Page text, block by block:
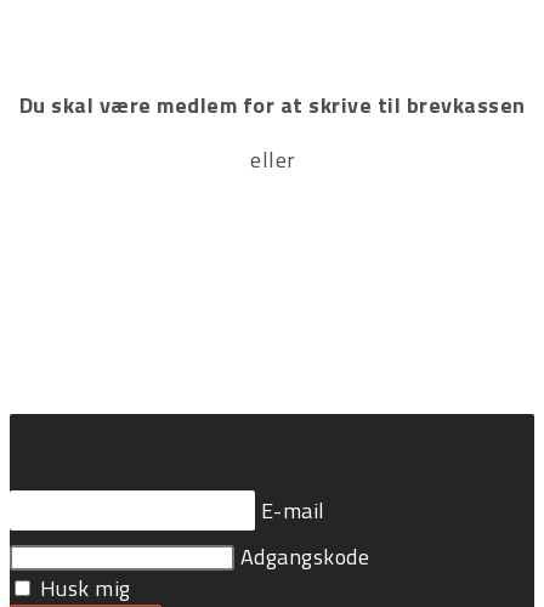
Du skal være medlem for at skrive til brevkassen
eller
E-mail
Adgangskode
Husk mig